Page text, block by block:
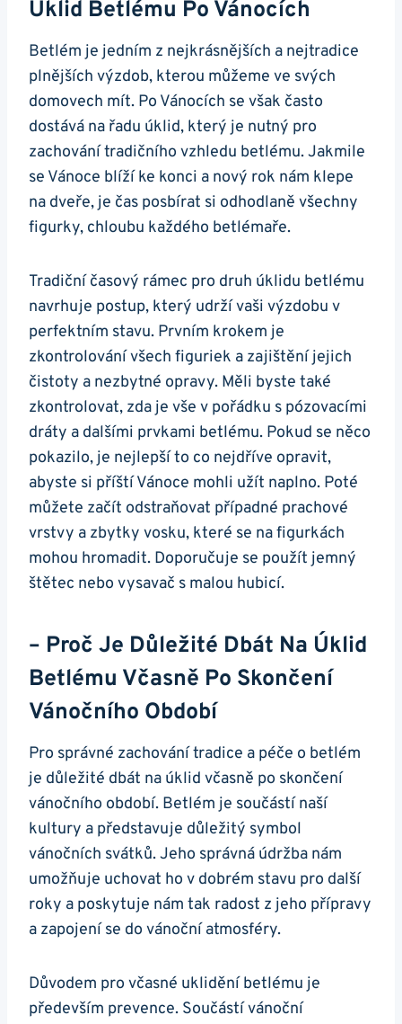
Úklid Betlému Po Vánocích
Betlém je jedním z nejkrásnějších a nejtradice
plnějších výzdob, kterou můžeme ve svých
domovech mít. Po Vánocích se však často
dostává na řadu úklid, který je nutný pro
zachování tradičního vzhledu betlému. Jakmile
se Vánoce blíží ke konci a nový rok nám klepe
na dveře, je čas posbírat si odhodlaně všechny
figurky, chloubu každého betlémaře.
Tradiční časový rámec pro druh úklidu betlému
navrhuje postup, který udrží vaši výzdobu v
perfektním stavu. Prvním krokem je
zkontrolování všech figuriek a zajištění jejich
čistoty a nezbytné opravy. Měli byste také
zkontrolovat, zda je vše v pořádku s pózovacími
dráty a dalšími prvkami betlému. Pokud se něco
pokazilo, je nejlepší to co nejdříve opravit,
abyste si příští Vánoce mohli užít naplno. Poté
můžete začít odstraňovat případné prachové
vrstvy a zbytky vosku, které se na figurkách
mohou hromadit. Doporučuje se použít jemný
štětec nebo vysavač s malou hubicí.
– Proč Je Důležité Dbát Na Úklid
Betlému Včasně Po Skončení
Vánočního Období
Pro správné zachování tradice a péče o betlém
je důležité dbát na úklid včasně po skončení
vánočního období. Betlém je součástí naší
kultury a představuje důležitý symbol
vánočních svátků. Jeho správná údržba nám
umožňuje uchovat ho v dobrém stavu pro další
roky a poskytuje nám tak radost z jeho přípravy
a zapojení se do vánoční atmosféry.
Důvodem pro včasné uklidění betlému je
především prevence. Součástí vánoční